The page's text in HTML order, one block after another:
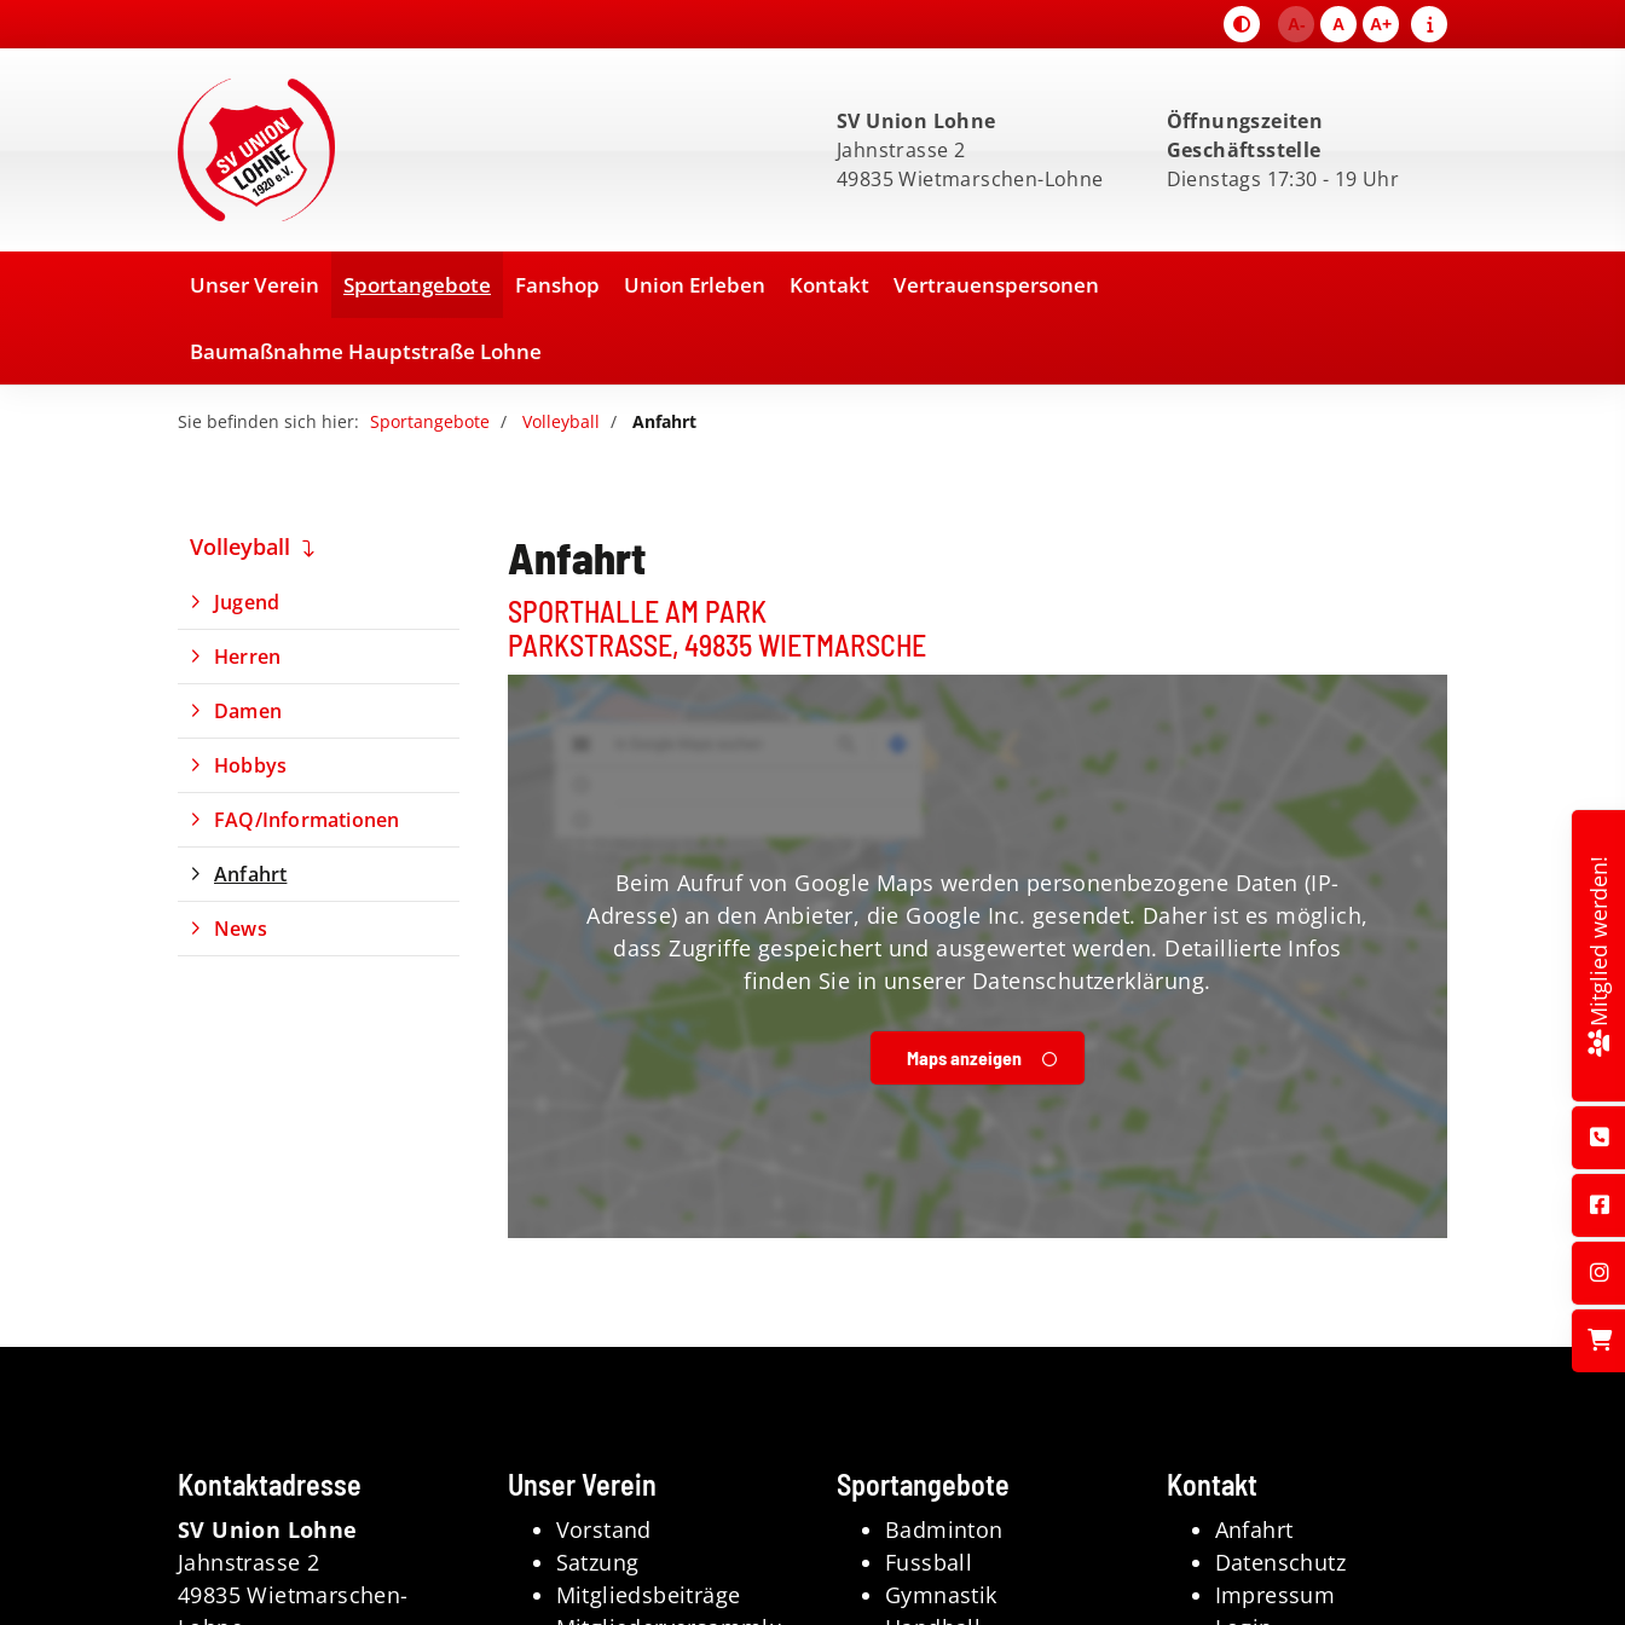
A- A A+
SV Union Lohne
Jahnstrasse 2
49835 Wietmarschen-Lohne
Öffnungszeiten
Geschäftsstelle
Dienstags 17:30 - 19 Uhr
Unser Verein Sportangebote Fanshop Union Erleben Kontakt Vertrauenspersonen
Baumaßnahme Hauptstraße Lohne
Sie befinden sich hier: Sportangebote Volleyball Anfahrt
Anfahrt
SPORTHALLE AM PARK
PARKSTRASSE, 49835 WIETMARSCHE
Beim Aufruf von Google Maps werden personenbezogene Daten (IP-
Adresse) an den Anbieter, die Google Inc. gesendet. Daher ist es möglich,
dass Zugriffe gespeichert und ausgewertet werden. Detaillierte Infos
finden Sie in unserer Datenschutzerklärung.
Maps anzeigen
Volleyball
Jugend
Herren
Damen
Hobbys
FAQ/Informationen
Anfahrt
News
Kontaktadresse
SV Union Lohne
Jahnstrasse 2
49835 Wietmarschen-
Unser Verein
Vorstand
Satzung
Mitgliedsbeiträge
Sportangebote
Badminton
Fussball
Gymnastik
Kontakt
Anfahrt
Datenschutz
Impressum
Mitglied werden!